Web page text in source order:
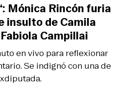
en vivo para reflexionar
Se indignó con una de
Mónica Rincón furia
insulto de Camila
Campillai